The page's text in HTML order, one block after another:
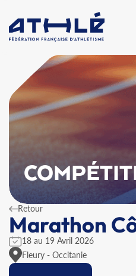
Retour
Marathon
18 au 19 Avril 2026
Fleury - Occitanie